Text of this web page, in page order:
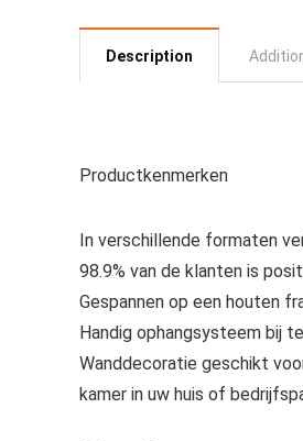
Description
Productkenmerken
In verschillende formaten
98.9% van de klanten is
Gespannen op een houten
Handig ophangsysteem bij
Wanddecoratie geschikt
kamer in uw huis of